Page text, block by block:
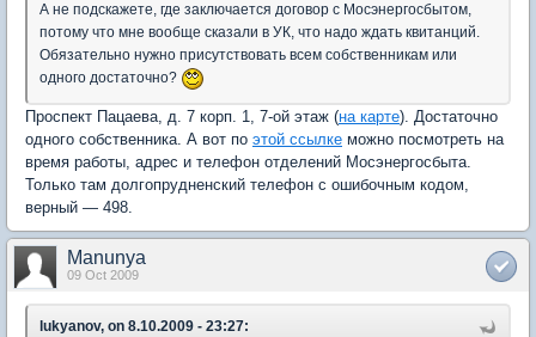
А не подскажете, где заключается договор с Мосэнергосбытом,
потому что мне вообще сказали в УК, что надо ждать квитанций.
Обязательно нужно присутствовать всем собственникам или
одного достаточно?
Проспект Пацаева, д. 7 корп. 1, 7-ой этаж (на карте). Достаточно
одного собственника. А вот по этой ссылке можно посмотреть на
время работы, адрес и телефон отделений Мосэнергосбыта.
Только там долгопрудненский телефон с ошибочным кодом,
верный — 498.
Manunya
09 Oct 2009
lukyanov, on 8.10.2009 - 23:27: